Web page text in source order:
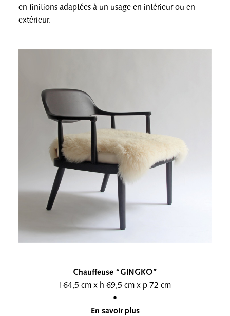
en finitions adaptées à un usage en intérieur ou en
extérieur.
Chauffeuse “GINGKO”
l 64,5 cm x h 69,5 cm x p 72 cm
•
En savoir plus